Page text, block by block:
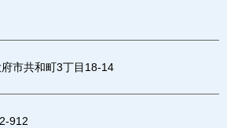
市共和町3丁目18-14
912